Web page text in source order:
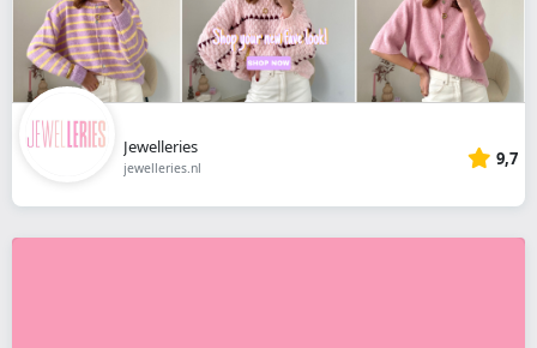
Jewelleries
jewelleries.nl 9,7